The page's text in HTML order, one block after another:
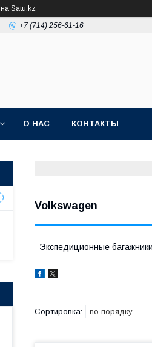
на Satu.kz
+7 (714) 256-61-16
О НАС КОНТАКТЫ
Volkswagen
Экспедиционные